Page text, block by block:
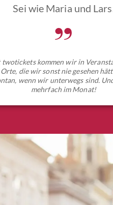
Sei wie Maria und Lars.
„
kommen wir in
die wir sonst nie gesehen
wenn wir unterwegs sind.
mehrfach im Monat!